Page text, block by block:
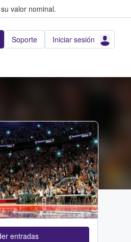
valor nominal.
Soporte Iniciar sesión
entradas